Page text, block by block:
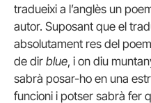
tradueixi a l’anglès un
autor. Suposant que el
absolutament res del
de dir blue, i on diu
sabrà posar-ho en una
funcioni i potser sabrà fer